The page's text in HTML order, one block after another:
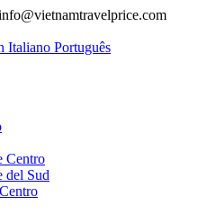
Italiano Português
Centro
del Sud